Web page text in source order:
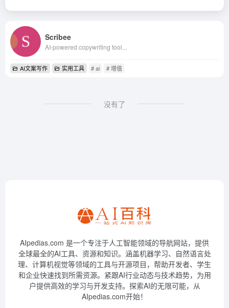
Scribee
AI-powered copywriting tool...
AI文案写作 实用工具 # ai # 增值
没有了
AIpedias.com 是一个专注于人工智能领域的导航网站，提供
全球最全的AI工具、资源和知识。涵盖机器学习、自然语言处
理、计算机视觉等领域的工具与开源项目，帮助开发者、学生
和企业快速找到所需资源。紧跟AI行业动态与技术趋势，为用
户提供高效的学习与开发支持。探索AI的无限可能，从
AIpedias.com开始！